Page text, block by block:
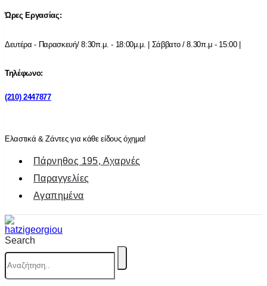
Ώρες Εργασίας:
Δευτέρα - Παρασκευή/ 8:30π.μ. - 18:00μ.μ. | Σάββατο / 8.30π.μ - 15:00 |
Τηλέφωνο:
(210) 2447877
Ελαστικά & Ζάντες για κάθε είδους όχημα!
Πάρνηθος 195, Αχαρνές
Παραγγελίες
Αγαπημένα
Search